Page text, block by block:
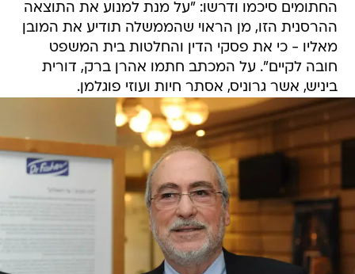
החתומים סיכמו ודרשו: "על מנת למנוע את התוצאה
ההרסנית הזו, מן הראוי שהממשלה תודיע את המובן
מאליו - כי את פסקי הדין והחלטות בית המשפט
חובה לקיים". על המכתב חתמו אהרן ברק, דורית
ביניש, אשר גרוניס, אסתר חיות ועוזי פוגלמן.